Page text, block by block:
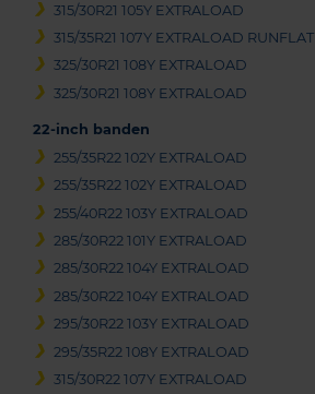
315/30R21 105Y EXTRALOAD
315/35R21 107Y EXTRALOAD RUNFLAT
325/30R21 108Y EXTRALOAD
325/30R21 108Y EXTRALOAD
22-inch banden
255/35R22 102Y EXTRALOAD
255/35R22 102Y EXTRALOAD
255/40R22 103Y EXTRALOAD
285/30R22 101Y EXTRALOAD
285/30R22 104Y EXTRALOAD
285/30R22 104Y EXTRALOAD
295/30R22 103Y EXTRALOAD
295/35R22 108Y EXTRALOAD
315/30R22 107Y EXTRALOAD